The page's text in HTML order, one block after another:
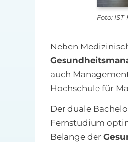
Foto:
Neben
auch
Hochschule für
Der duale
Fernstudium
Belange der